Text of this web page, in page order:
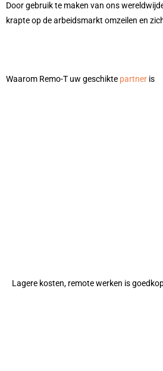
Door gebruik te maken van ons
krapte op de arbeidsmarkt omzeilen en
Waarom Remo-T uw geschikte partner is
Lagere kosten, remote werken is